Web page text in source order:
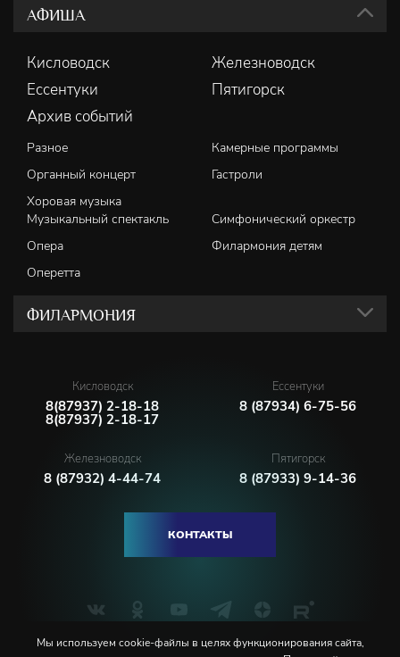
АФИША
Кисловодск
Железноводск
Ессентуки
Пятигорск
Архив событий
Разное
Камерные программы
Органный концерт
Гастроли
Хоровая музыка
Музыкальный спектакль
Симфонический оркестр
Опера
Филармония детям
Оперетта
ФИЛАРМОНИЯ
Кисловодск
8(87937) 2-18-18
8(87937) 2-18-17
Ессентуки
8 (87934) 6-75-56
Железноводск
8 (87932) 4-44-74
Пятигорск
8 (87933) 9-14-36
КОНТАКТЫ
Мы используем cookie-файлы в целях функционирования сайта,